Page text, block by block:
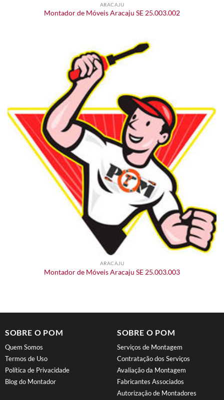
ARACAJU
Montador de Móveis Aracaju SE 25.003.002
ARACAJU
Montador de Móveis Aracaju SE 25.003.003
SOBRE O POM
Quem Somos
Termos de Uso
Política de Privacidade
Blog do Montador
SOBRE O POM
Serviços de Montagem
Contratação dos Serviços
Avaliação da Montagem
Fabricantes Associados
Autorização de Montadores